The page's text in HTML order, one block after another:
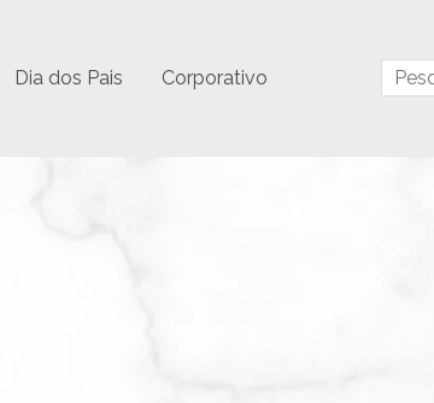
Dia dos Pais Corporativo